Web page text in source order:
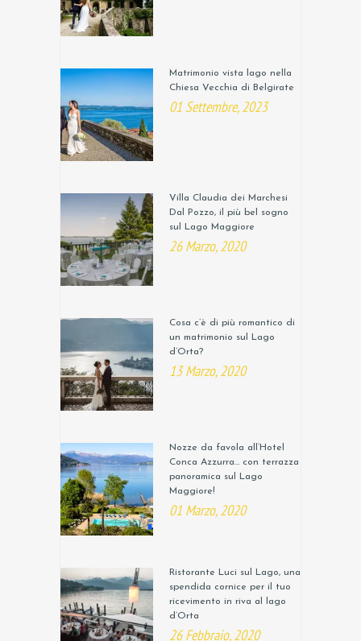
Matrimonio vista lago nella
Chiesa Vecchia di Belgirate
01 Settembre, 2023
Villa Claudia dei Marchesi
Dal Pozzo, il più bel sogno
sul Lago Maggiore
26 Marzo, 2020
Cosa c’è di più romantico di
un matrimonio sul Lago
d’Orta?
13 Marzo, 2020
Nozze da favola all’Hotel
Conca Azzurra… con terrazza
panoramica sul Lago
Maggiore!
01 Marzo, 2020
Ristorante Luci sul Lago, una
spendida cornice per il tuo
ricevimento in riva al lago
d’Orta
26 Febbraio, 2020